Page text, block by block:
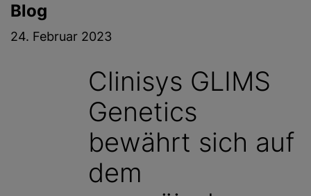
Blog
24. Februar 2023
Clinisys GLIMS
Genetics
bewährt sich auf
dem